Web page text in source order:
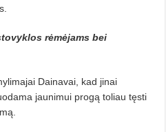
rėmėjams bei
Dainavai, kad jinai
jaunimui progą toliau tęsti